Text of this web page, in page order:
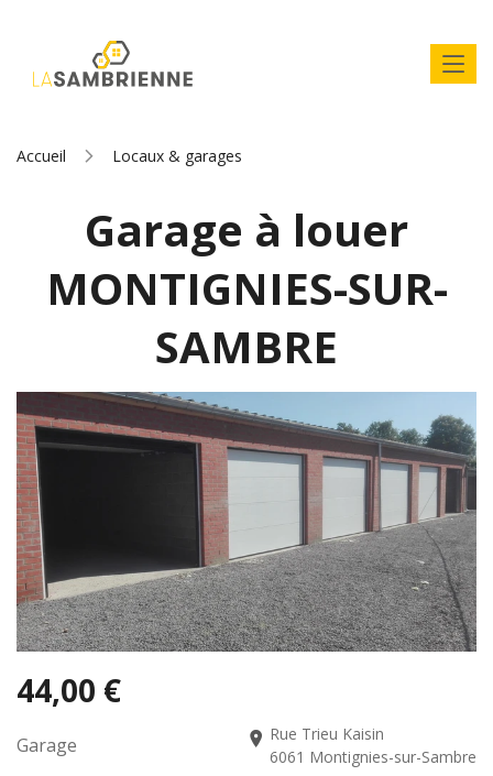
Accueil Locaux & garages
Garage à louer
MONTIGNIES-SUR-
SAMBRE
44,00 €
Garage
Rue Trieu Kaisin
6061 Montignies-sur-Sambre